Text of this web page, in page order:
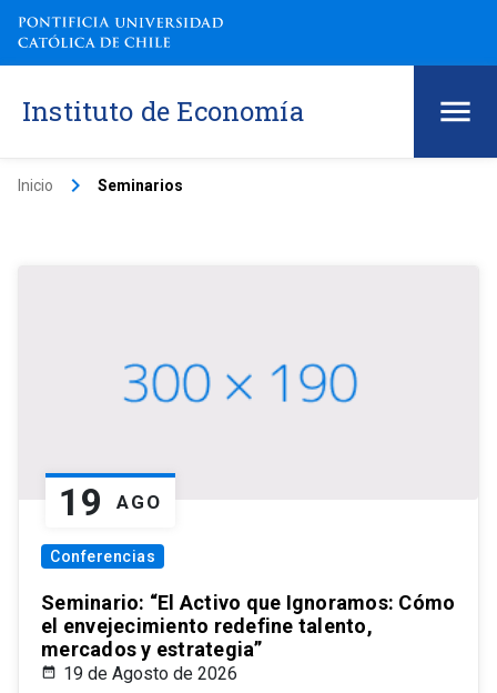
Instituto de Economía
Inicio keyboard_arrow_right Seminarios
19 AGO
Conferencias
Seminario: “El Activo que Ignoramos: Cómo
el envejecimiento redefine talento,
mercados y estrategia”
19 de Agosto de 2026